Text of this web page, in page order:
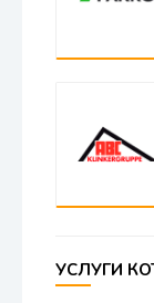
УСЛУГИ